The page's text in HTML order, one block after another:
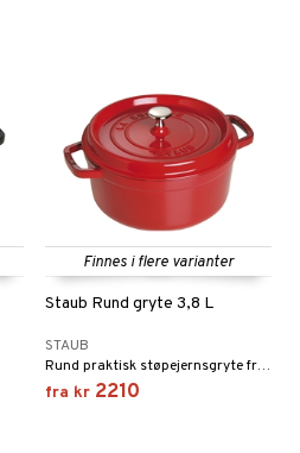
Finnes i flere varianter
Staub Rund gryte 3,8 L
STAUB
Rund praktisk støpejernsgryte fra Staub som rommer 3,8 liter.
fra kr 2210